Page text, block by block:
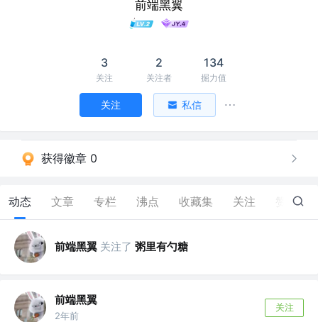
前端黑翼
3
关注
2
关注者
134
掘力值
关注 私信
获得徽章 0
动态 文章 专栏 沸点 收藏集 关注 0
前端黑翼 关注了 粥里有勺糖
前端黑翼
2年前
关注